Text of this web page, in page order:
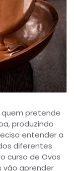
pretende
produzindo
entender a
diferentes
curso de Ovos
vão aprender